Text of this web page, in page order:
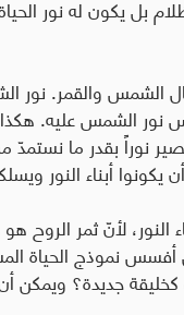
الشمس والقمر. نور
الشمس عليه. هكذا
نوراً بقدر ما نستمدّ
أبناء النور
نموذج الحياة
جديدة؟ ويمكن